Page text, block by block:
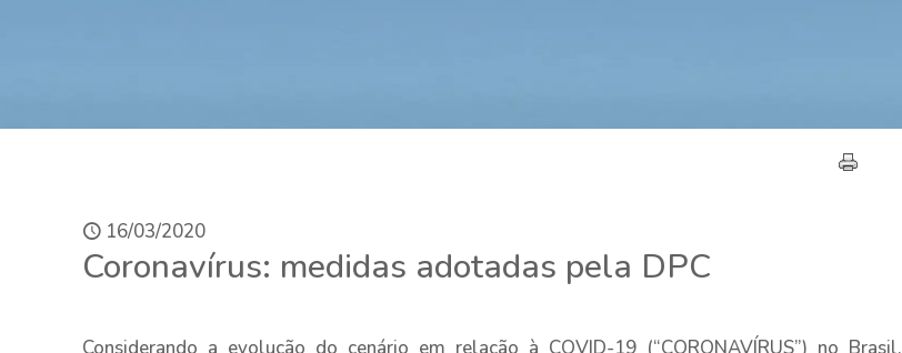
16/03/2020
Coronavírus: medidas adotadas pela DPC